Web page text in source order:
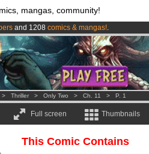
mangas, community!
and 1208 comics & mangas!.
from3.95 eurosper month !Get membership
LIVE!.
> Thriller > Only Two > Ch. 11 > P. 1
Full screen Thumbnails
This Comic Contains